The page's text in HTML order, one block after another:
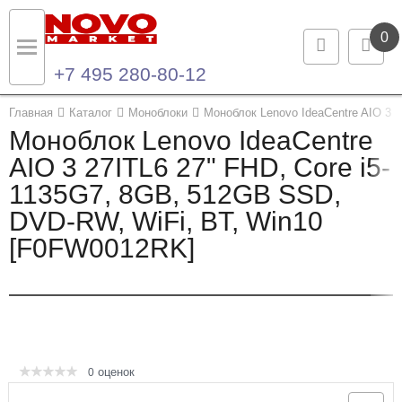
0
+7 495 280-80-12
Главная Каталог Моноблоки Моноблок Lenovo IdeaCentre AIO 3
Моноблок Lenovo IdeaCentre
AIO 3 27ITL6 27" FHD, Core i5-
1135G7, 8GB, 512GB SSD,
DVD-RW, WiFi, BT, Win10
[F0FW0012RK]
0 оценок
Назад
Каталог продукции
Ноутбуки и ультрабуки
Компьютеры
Назад
Контакты
Контактная информация